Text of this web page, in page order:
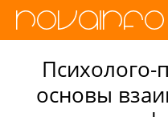
Психолого-
основы